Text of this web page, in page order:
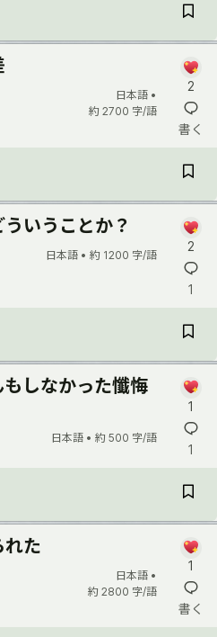
日本語 •
約 2700 字/語
2
書く
いうことか？
日本語 • 約 1200 字/語
2
1
しなかった懺悔
日本語 • 約 500 字/語
1
1
れた
日本語 •
約 2800 字/語
1
書く